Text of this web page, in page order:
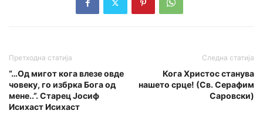
Претходна статија
“…Oд мигот кога влезе овде
човеку, го избрка Бога од
мене..”. Старец Јосиф
Исихаст Исихаст
Следна статија
Кога Христос станува
нашето срце! (Св. Серафим
Саровски)